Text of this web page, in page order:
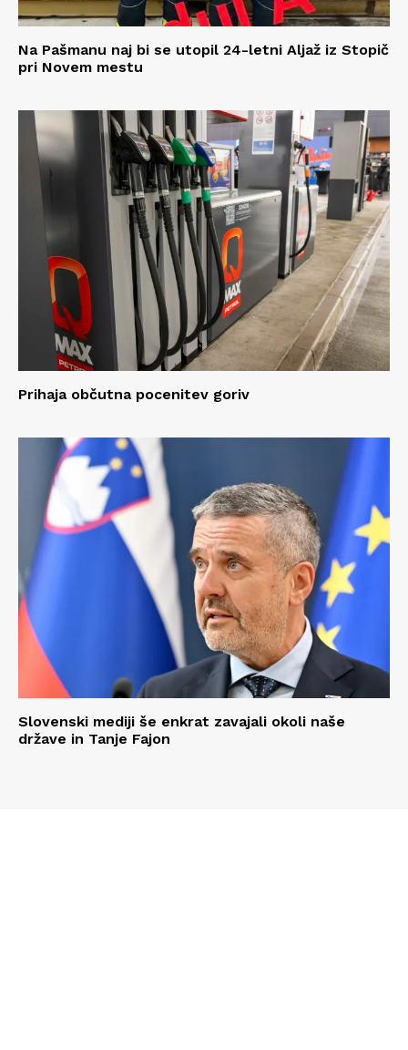
Na Pašmanu naj bi se utopil 24-letni Aljaž iz Stopič
pri Novem mestu
Prihaja občutna pocenitev goriv
Slovenski mediji še enkrat zavajali okoli naše
države in Tanje Fajon